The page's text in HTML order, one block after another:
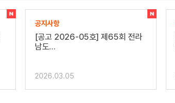
공지사항
2025 신나는 주말체육학교 학교
밖 프로…
2025.07.28